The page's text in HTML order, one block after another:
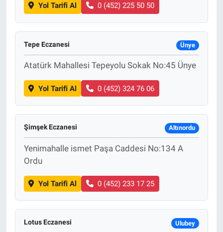
Yol Tarifi Al 0 (452) 225 50 50
Tepe Eczanesi Ünye
Atatürk Mahallesi Tepeyolu Sokak No:45 Ünye
Yol Tarifi Al 0 (452) 324 76 06
Şimşek Eczanesi Altınordu
Yenimahalle ismet Paşa Caddesi No:134 A
Ordu
Yol Tarifi Al 0 (452) 233 17 25
Lotus Eczanesi Ulubey